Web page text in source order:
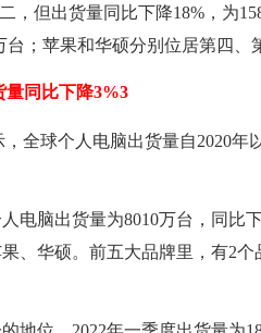
，但出货量同比下降18%，为
；苹果和华硕分别位居第四、
同比下降3%3
，全球个人电脑出货量自2020
电脑出货量为8010万台，同比
、华硕。前五大品牌里，有2